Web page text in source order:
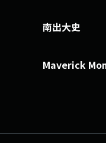
南出大史
Maverick